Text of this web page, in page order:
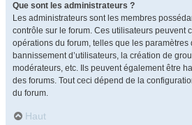
Que sont les administrateurs ?
Les administrateurs sont les membres
contrôle sur le forum. Ces utilisateurs peuvent
opérations du forum, telles que les paramètres
bannissement d’utilisateurs, la création de
modérateurs, etc. Ils peuvent également être
des forums. Tout ceci dépend de la
du forum.
Haut